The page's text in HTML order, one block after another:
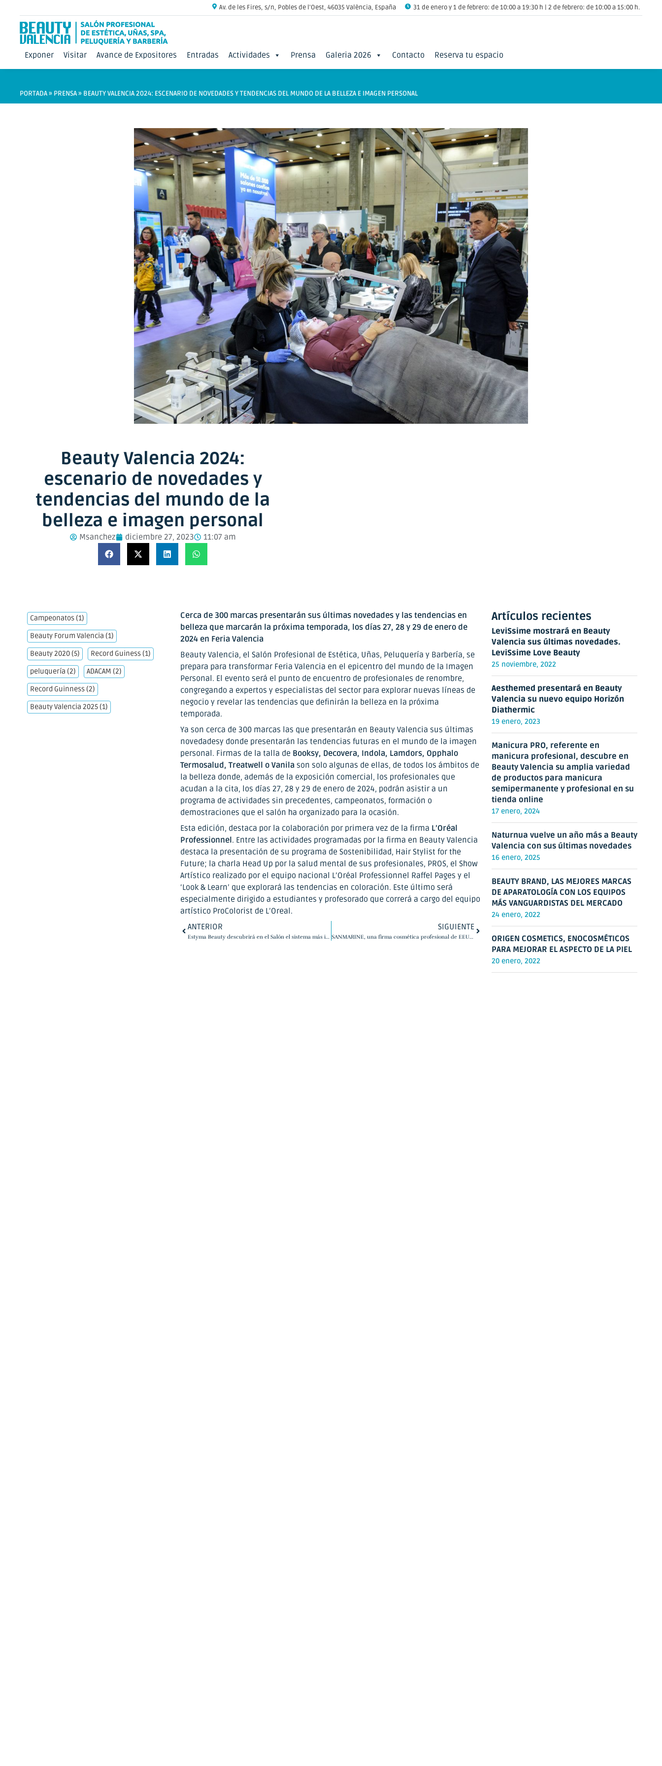
Av. de les Fires, s/n, Pobles de l'Oest, 46035 València, España 31 de enero y 1 de febrero: de 10:00 a 19:30 h | 2 de febrero: de 10:00 a 15:00 h.
Exponer Visitar Avance de Expositores Entradas Actividades Prensa Galeria 2026 Contacto Reserva tu espacio
PORTADA» PRENSA» BEAUTY VALENCIA 2024: ESCENARIO DE NOVEDADES Y TENDENCIAS DEL MUNDO DE LA BELLEZA E IMAGEN PERSONAL
Beauty Valencia 2024:
escenario de novedades y
tendencias del mundo de la
belleza e imagen personal
Msanchez diciembre 27, 2023 11:07 am
Campeonatos (1)
Beauty Forum Valencia (1)
Beauty 2020 (5) Record Guiness (1)
peluquería (2) ADACAM (2)
Record Guinness (2)
Beauty Valencia 2025 (1)
Cerca de 300 marcas presentarán sus últimas novedades y las tendencias en
belleza que marcarán la próxima temporada, los días 27, 28 y 29 de enero de
2024 en Feria Valencia
Beauty Valencia, el Salón Profesional de Estética, Uñas, Peluquería y Barbería, se
prepara para transformar Feria Valencia en el epicentro del mundo de la Imagen
Personal. El evento será el punto de encuentro de profesionales de renombre,
congregando a expertos y especialistas del sector para explorar nuevas líneas de
negocio y revelar las tendencias que definirán la belleza en la próxima
temporada.
Ya son cerca de 300 marcas las que presentarán en Beauty Valencia sus últimas
novedadesy donde presentarán las tendencias futuras en el mundo de la imagen
personal. Firmas de la talla de Booksy, Decovera, Indola, Lamdors, Opphalo
Termosalud, Treatwell o Vanila son solo algunas de ellas, de todos los ámbitos de
la belleza donde, además de la exposición comercial, los profesionales que
acudan a la cita, los días 27, 28 y 29 de enero de 2024, podrán asistir a un
programa de actividades sin precedentes, campeonatos, formación o
demostraciones que el salón ha organizado para la ocasión.
Esta edición, destaca por la colaboración por primera vez de la firma L’Oréal
Professionnel. Entre las actividades programadas por la firma en Beauty Valencia
destaca la presentación de su programa de Sostenibilidad, Hair Stylist for the
Future; la charla Head Up por la salud mental de sus profesionales, PROS, el Show
Artístico realizado por el equipo nacional L’Oréal Professionnel Raffel Pages y el
‘Look & Learn’ que explorará las tendencias en coloración. Este último será
especialmente dirigido a estudiantes y profesorado que correrá a cargo del equipo
artístico ProColorist de L’Oreal.
ANTERIOR
Estyma Beauty descubrirá en el Salón el sistema más innovador en rejuvenecimiento facial
SIGUIENTE
SANMARINE, una firma cosmética profesional de EEUU, en Beauty Valencia
Artículos recientes
LeviSsime mostrará en Beauty
Valencia sus últimas novedades.
LeviSsime Love Beauty
25 noviembre, 2022
Aesthemed presentará en Beauty
Valencia su nuevo equipo Horizón
Diathermic
19 enero, 2023
Manicura PRO, referente en
manicura profesional, descubre en
Beauty Valencia su amplia variedad
de productos para manicura
semipermanente y profesional en su
tienda online
17 enero, 2024
Naturnua vuelve un año más a Beauty
Valencia con sus últimas novedades
16 enero, 2025
BEAUTY BRAND, LAS MEJORES MARCAS
DE APARATOLOGÍA CON LOS EQUIPOS
MÁS VANGUARDISTAS DEL MERCADO
24 enero, 2022
ORIGEN COSMETICS, ENOCOSMÉTICOS
PARA MEJORAR EL ASPECTO DE LA PIEL
20 enero, 2022